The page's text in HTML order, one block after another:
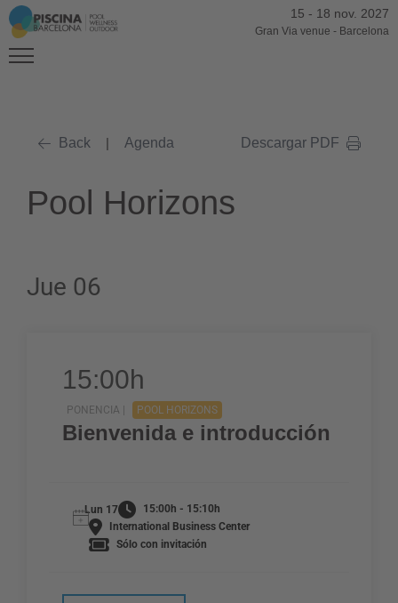
15 - 18 nov. 2027
Gran Via venue - Barcelona
Back | Agenda Descargar PDF
Pool Horizons
Jue 06
15:00h
PONENCIA | POOL HORIZONS
Bienvenida e introducción
Lun 17
15:00h - 15:10h
International Business Center
Sólo con invitación